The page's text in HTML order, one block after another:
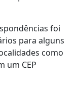
foi
para alguns
como
um CEP